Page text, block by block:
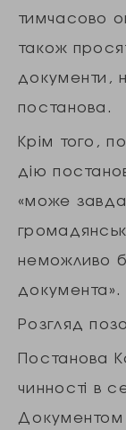
тимчасово
також
документи,
постанова.
Крім того,
дію
«може
неможливо
документа».
Розгляд
Постанова
чинності в
Документом